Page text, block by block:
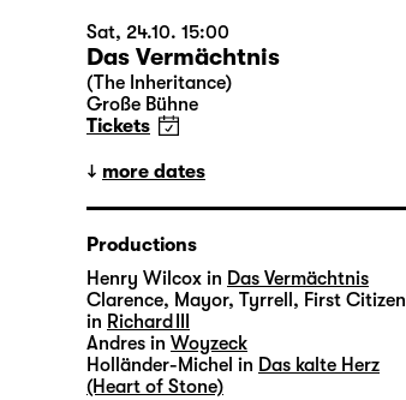
Sat, 24.10. 15:00
Das Vermächtnis
(The Inheritance)
Große Bühne
Tickets
more dates
Productions
Henry Wilcox in Das Vermächtnis
Clarence, Mayor, Tyrrell, First Citizen
in Richard III
Andres in Woyzeck
Holländer-Michel in Das kalte Herz
(Heart of Stone)